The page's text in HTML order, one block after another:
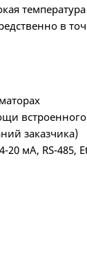
в
заказчика)
мА, RS-